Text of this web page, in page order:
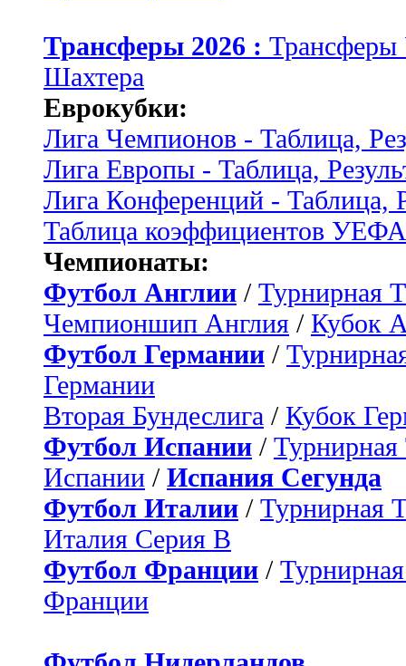
Трансферы 2026 :
Шахтера
Еврокубки:
Лига Чемпионов - Таблица,
Лига Европы - Таблица,
Лига Конференций - Таблица,
Таблица коэффициентов УЕФА
Чемпионаты:
Футбол Англии / Турнирная
Чемпионшип Англия / Кубок
Футбол Германии /
Германии
Вторая Бундеслига / Кубок
Футбол Испании / Турнирная
Испании / Испания Сегунда
Футбол Италии / Турнирная
Италия Серия B
Футбол Франции /
Франции